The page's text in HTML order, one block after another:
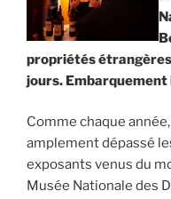
propriétés
jours. Embarquement
Comme chaque
amplement dépassé
exposants venus du
Musée Nationale des